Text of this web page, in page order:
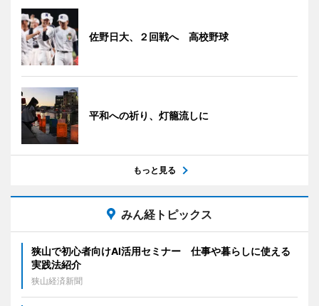
佐野日大、２回戦へ 高校野球
平和への祈り、灯籠流しに
もっと見る
みん経トピックス
狭山で初心者向けAI活用セミナー 仕事や暮らしに使える
実践法紹介
狭山経済新聞